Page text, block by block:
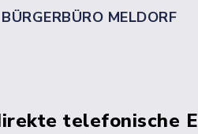
BÜRGERBÜRO MELDORF
telefonische